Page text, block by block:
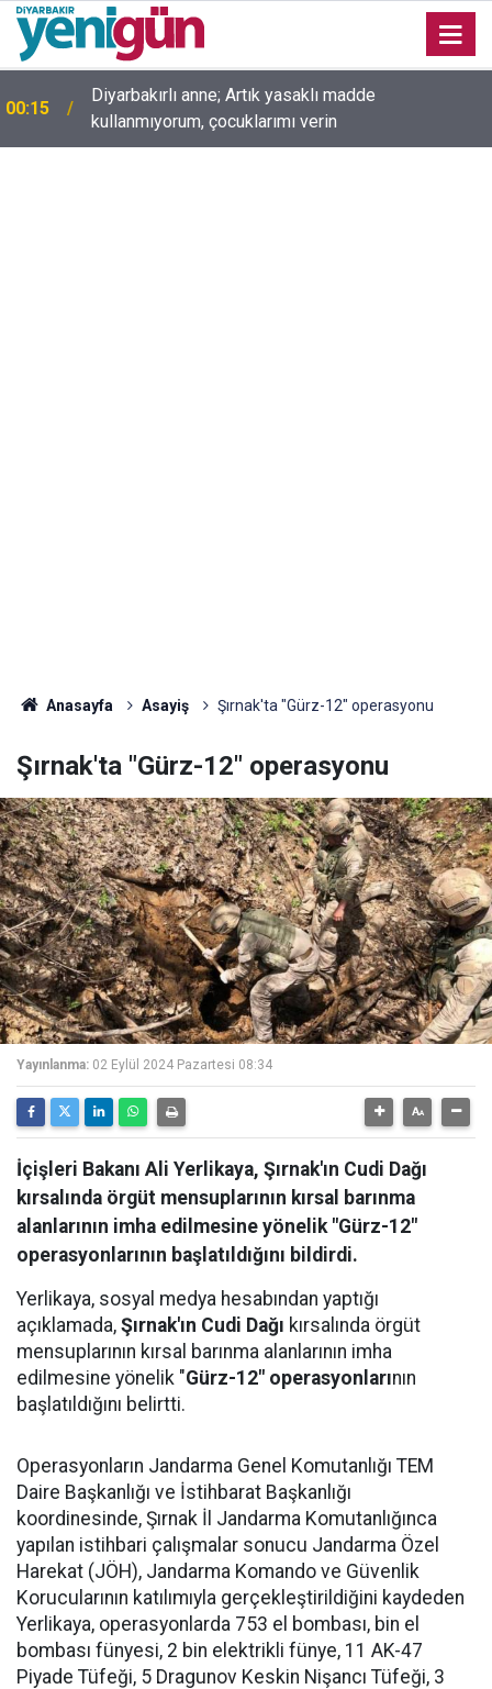
00:15
Diyarbakırlı anne; Artık yasaklı madde
kullanmıyorum, çocuklarımı verin
00:05
Mesut Çokur yazdı; Gelecek Yolda mı Kaldı?
Anasayfa Asayiş Şırnak'ta "Gürz-12" operasyonu
Şırnak'ta "Gürz-12" operasyonu
Yayınlanma: 02 Eylül 2024 Pazartesi 08:34
İçişleri Bakanı Ali Yerlikaya, Şırnak'ın Cudi Dağı
kırsalında örgüt mensuplarının kırsal barınma
alanlarının imha edilmesine yönelik "Gürz-12"
operasyonlarının başlatıldığını bildirdi.
Yerlikaya, sosyal medya hesabından yaptığı
açıklamada, Şırnak'ın Cudi Dağı kırsalında örgüt
mensuplarının kırsal barınma alanlarının imha
edilmesine yönelik "Gürz-12" operasyonlarının
başlatıldığını belirtti.
Operasyonların Jandarma Genel Komutanlığı TEM
Daire Başkanlığı ve İstihbarat Başkanlığı
koordinesinde, Şırnak İl Jandarma Komutanlığınca
yapılan istihbari çalışmalar sonucu Jandarma Özel
Harekat (JÖH), Jandarma Komando ve Güvenlik
Korucularının katılımıyla gerçekleştirildiğini kaydeden
Yerlikaya, operasyonlarda 753 el bombası, bin el
bombası fünyesi, 2 bin elektrikli fünye, 11 AK-47
Piyade Tüfeği, 5 Dragunov Keskin Nişancı Tüfeği, 3